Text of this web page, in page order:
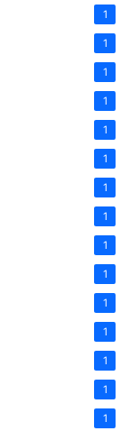
1
1
1
1
1
1
1
1
1
1
1
1
1
1
1